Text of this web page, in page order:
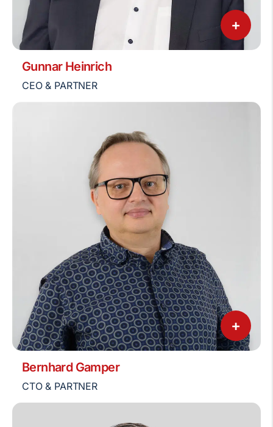
+
Gunnar Heinrich
CEO & PARTNER
+
Bernhard Gamper
CTO & PARTNER